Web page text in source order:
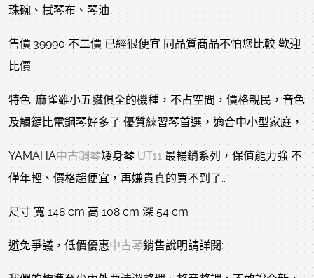
珠碗、拭琴布、琴油
售價:39990 不二價 已經很便宜 同品質商品不怕您比較 歡迎
比價
特色: 麻雀雖小五臟俱全的機種，不占空間，價格親民，音色
及觸鍵比電鋼琴好多了 優質練習琴首選，適合中小型家庭，
YAMAHA中古鋼琴矮身琴 UT11 最暢銷系列，保值能力強 不
僅年輕、價格超便宜，再嫌貴真的買不到了..
尺寸 寬 148 cm 高 108 cm 深 54 cm
避免爭議，低價優惠中古琴銷售說明請詳閱: